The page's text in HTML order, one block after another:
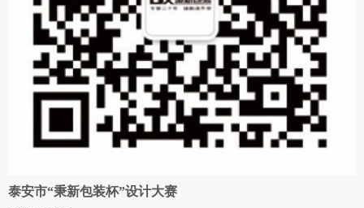
泰安市“秉新包装杯”设计大赛